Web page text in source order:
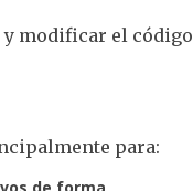
modificar el código
para: